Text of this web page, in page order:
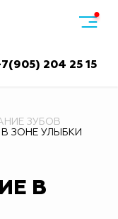
204 25 15
ЗУБОВ
ЗОНЕ УЛЫБКИ
В